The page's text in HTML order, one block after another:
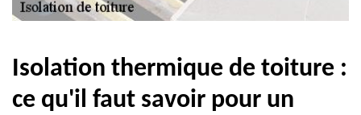
Isolation thermique de toiture :
ce qu'il faut savoir pour un